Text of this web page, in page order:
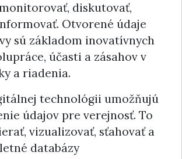
diskutovať,
Otvorené údaje
sú základom inovatívnych
účasti a zásahov v
a riadenia.
technológii umožňujú
údajov pre verejnosť. To
vizualizovať, sťahovať a
databázy